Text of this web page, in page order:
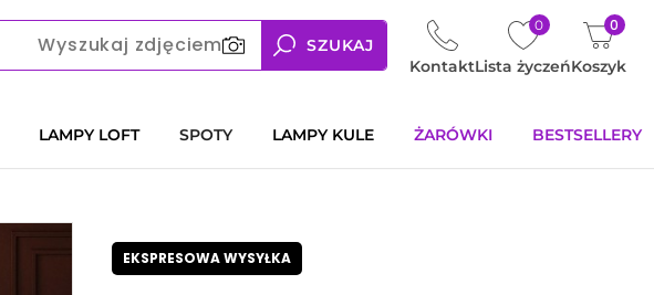
Wyszukaj zdjęciem SZUKAJ
0
Koszyk
0
Lista życzeń
Kontakt
LAMPY LOFT SPOTY LAMPY KULE ŻARÓWKI BESTSELLERY
EKSPRESOWA WYSYŁKA